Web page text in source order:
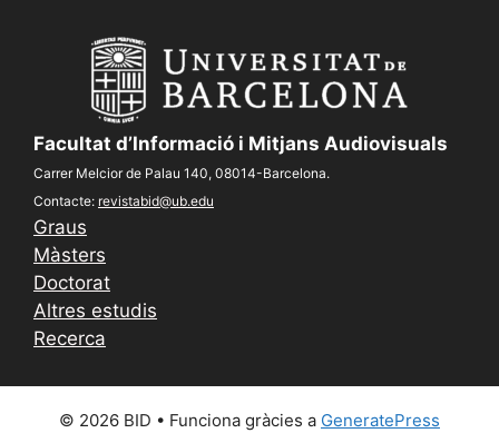
Facultat d’Informació i Mitjans Audiovisuals
Carrer Melcior de Palau 140, 08014-Barcelona.
Contacte: revistabid@ub.edu
Graus
Màsters
Doctorat
Altres estudis
Recerca
© 2026 BID • Funciona gràcies a GeneratePress